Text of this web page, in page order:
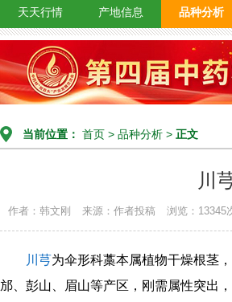
天天行情 产地信息 品种分析
当前位置： 首页 > 品种分析 > 正文
川
作者：韩文刚 来源：作者投稿 浏览：13345
川芎为伞形科藁本属植物干燥根茎
邡、彭山、眉山等产区，刚需属性突出